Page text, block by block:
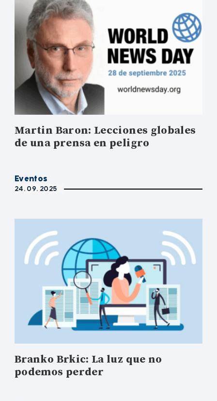
Martin Baron: Lecciones globales
de una prensa en peligro
Eventos
24. 09. 2025
Branko Brkic: La luz que no
podemos perder